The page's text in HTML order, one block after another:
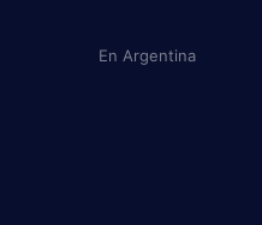
En Argentina